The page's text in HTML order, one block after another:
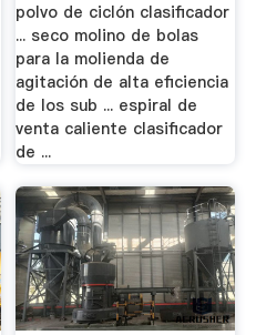
polvo de ciclón clasificador
... seco molino de bolas
para la molienda de
agitación de alta eficiencia
de los sub ... espiral de
venta caliente clasificador
de ...